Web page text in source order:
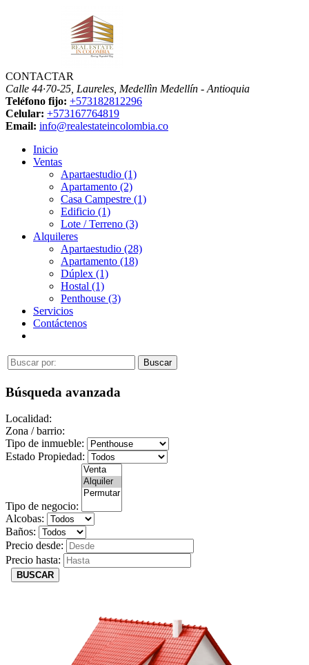
CONTACTAR
Calle 44·70-25, Laureles, Medellìn Medellín - Antioquia
Teléfono fijo: +573182812296
Celular: +573167764819
Email: info@realestateincolombia.co
Inicio
Ventas
Apartaestudio (1)
Apartamento (2)
Casa Campestre (1)
Edificio (1)
Lote / Terreno (3)
Alquileres
Apartaestudio (28)
Apartamento (18)
Dúplex (1)
Hostal (1)
Penthouse (3)
Servicios
Contáctenos
Búsqueda avanzada
Localidad:
Zona / barrio:
Tipo de inmueble:
Estado Propiedad:
Tipo de negocio:
Alcobas:
Baños:
Precio desde:
Precio hasta:
BUSCAR